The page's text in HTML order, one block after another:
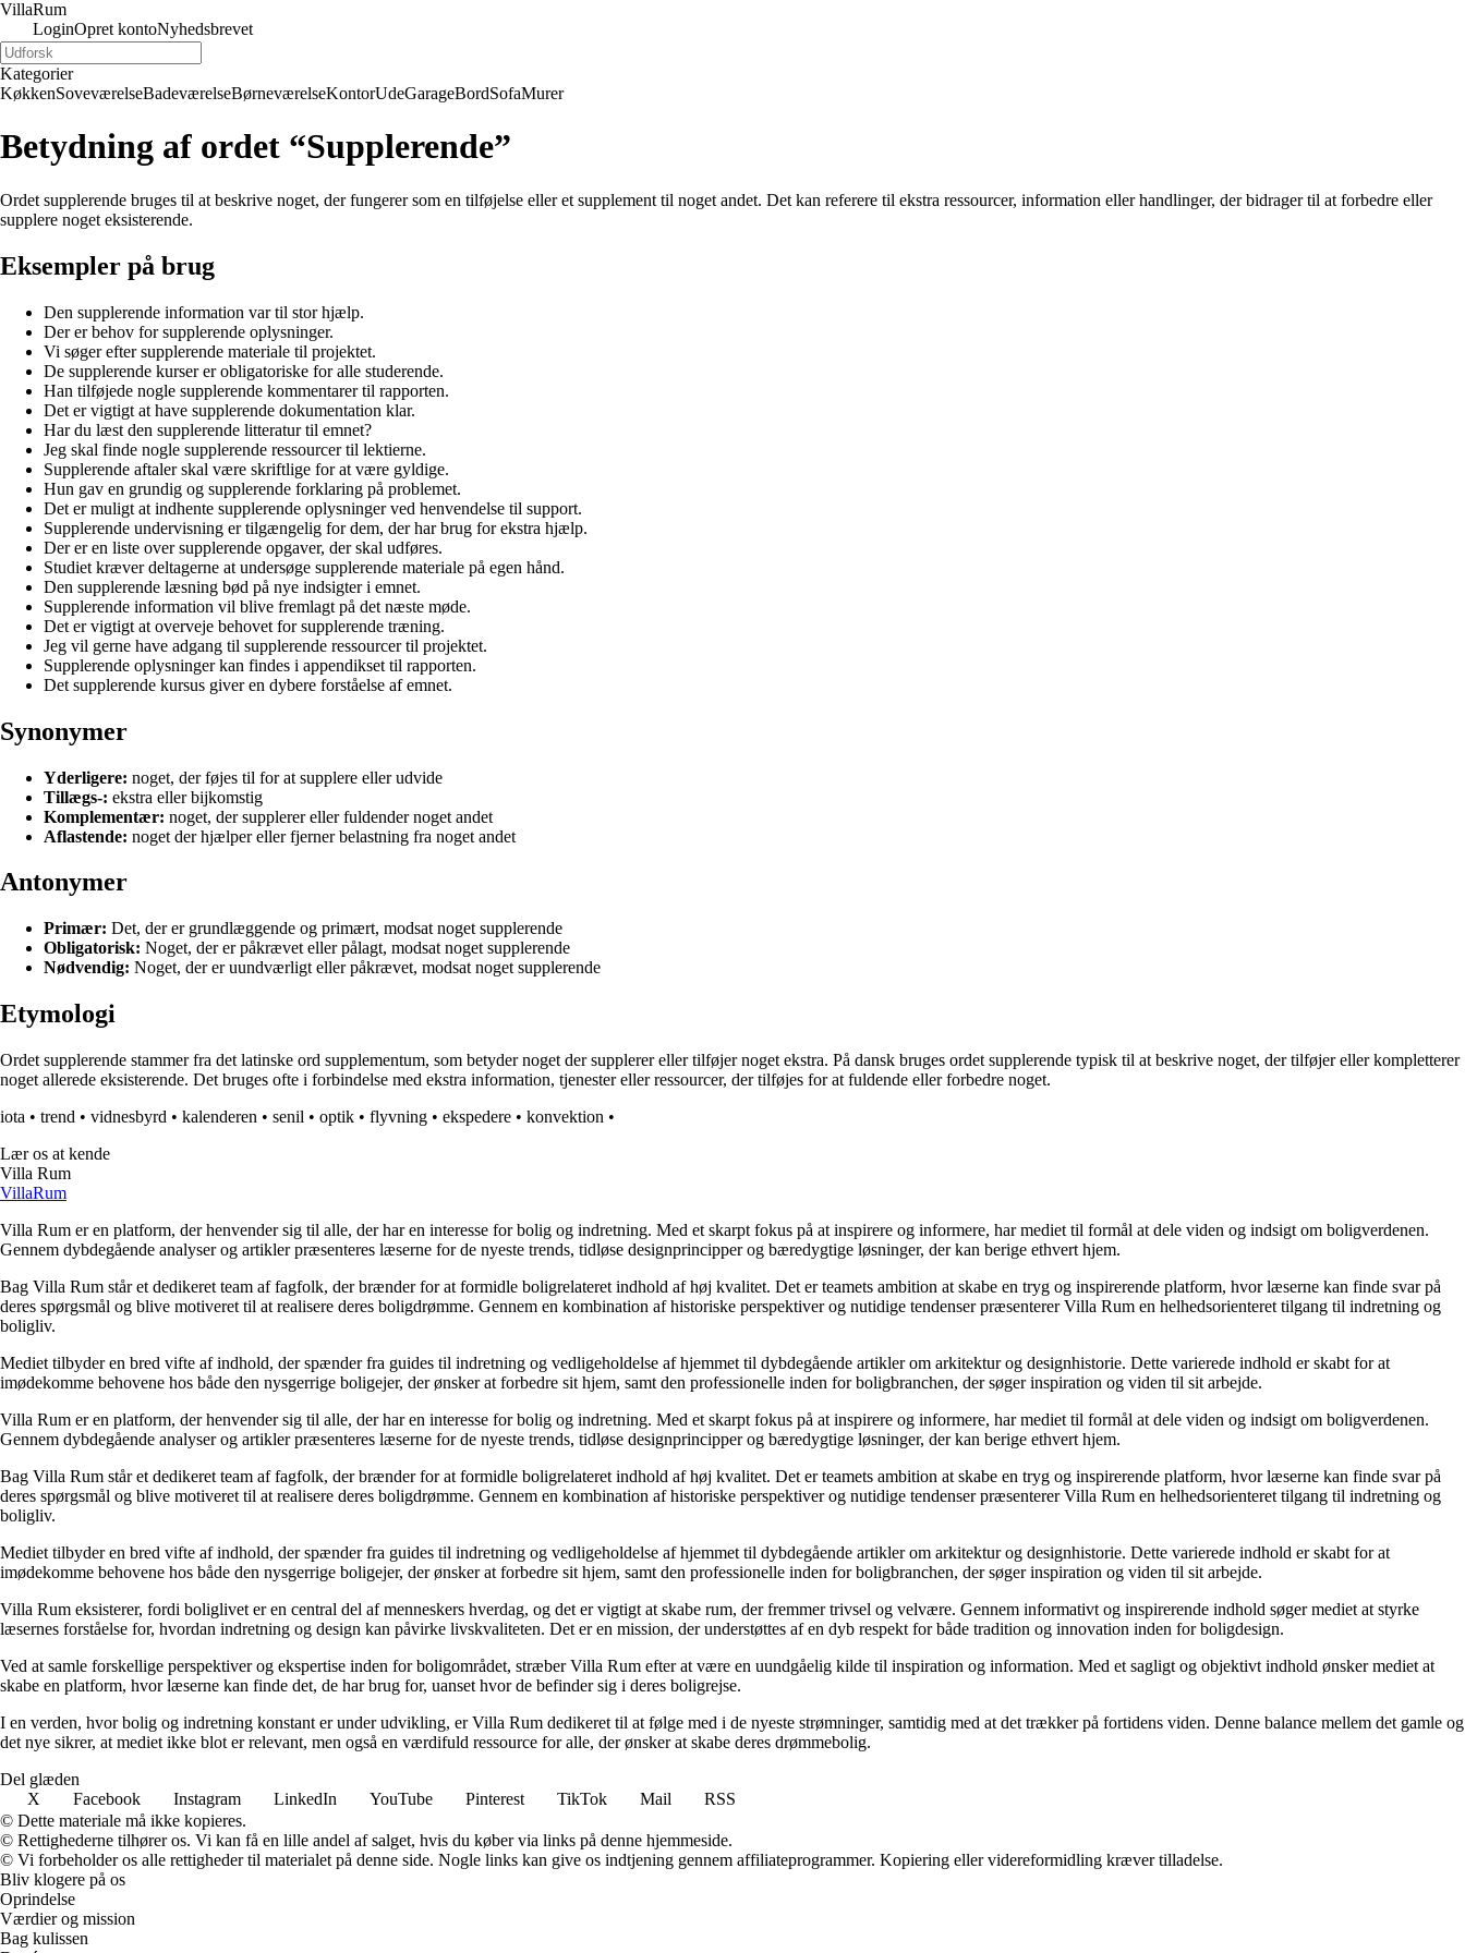
VillaRum
LoginOpret kontoNyhedsbrevet
Kategorier
KøkkenSoveværelseBadeværelseBørneværelseKontorUdeGarageBordSofaMurer
Betydning af ordet “Supplerende”
Ordet supplerende bruges til at beskrive noget, der fungerer som en tilføjelse eller et supplement til noget andet. Det kan referere til ekstra ressourcer, information eller handlinger, der bidrager til at forbedre eller
supplere noget eksisterende.
Eksempler på brug
Den supplerende information var til stor hjælp.
Der er behov for supplerende oplysninger.
Vi søger efter supplerende materiale til projektet.
De supplerende kurser er obligatoriske for alle studerende.
Han tilføjede nogle supplerende kommentarer til rapporten.
Det er vigtigt at have supplerende dokumentation klar.
Har du læst den supplerende litteratur til emnet?
Jeg skal finde nogle supplerende ressourcer til lektierne.
Supplerende aftaler skal være skriftlige for at være gyldige.
Hun gav en grundig og supplerende forklaring på problemet.
Det er muligt at indhente supplerende oplysninger ved henvendelse til support.
Supplerende undervisning er tilgængelig for dem, der har brug for ekstra hjælp.
Der er en liste over supplerende opgaver, der skal udføres.
Studiet kræver deltagerne at undersøge supplerende materiale på egen hånd.
Den supplerende læsning bød på nye indsigter i emnet.
Supplerende information vil blive fremlagt på det næste møde.
Det er vigtigt at overveje behovet for supplerende træning.
Jeg vil gerne have adgang til supplerende ressourcer til projektet.
Supplerende oplysninger kan findes i appendikset til rapporten.
Det supplerende kursus giver en dybere forståelse af emnet.
Synonymer
Yderligere: noget, der føjes til for at supplere eller udvide
Tillægs-: ekstra eller bijkomstig
Komplementær: noget, der supplerer eller fuldender noget andet
Aflastende: noget der hjælper eller fjerner belastning fra noget andet
Antonymer
Primær: Det, der er grundlæggende og primært, modsat noget supplerende
Obligatorisk: Noget, der er påkrævet eller pålagt, modsat noget supplerende
Nødvendig: Noget, der er uundværligt eller påkrævet, modsat noget supplerende
Etymologi
Ordet supplerende stammer fra det latinske ord supplementum, som betyder noget der supplerer eller tilføjer noget ekstra. På dansk bruges ordet supplerende typisk til at beskrive noget, der tilføjer eller kompletterer
noget allerede eksisterende. Det bruges ofte i forbindelse med ekstra information, tjenester eller ressourcer, der tilføjes for at fuldende eller forbedre noget.
iota • trend • vidnesbyrd • kalenderen • senil • optik • flyvning • ekspedere • konvektion •
Lær os at kende
Villa Rum
VillaRum
Villa Rum er en platform, der henvender sig til alle, der har en interesse for bolig og indretning. Med et skarpt fokus på at inspirere og informere, har mediet til formål at dele viden og indsigt om boligverdenen.
Gennem dybdegående analyser og artikler præsenteres læserne for de nyeste trends, tidløse designprincipper og bæredygtige løsninger, der kan berige ethvert hjem.
Bag Villa Rum står et dedikeret team af fagfolk, der brænder for at formidle boligrelateret indhold af høj kvalitet. Det er teamets ambition at skabe en tryg og inspirerende platform, hvor læserne kan finde svar på
deres spørgsmål og blive motiveret til at realisere deres boligdrømme. Gennem en kombination af historiske perspektiver og nutidige tendenser præsenterer Villa Rum en helhedsorienteret tilgang til indretning og
boligliv.
Mediet tilbyder en bred vifte af indhold, der spænder fra guides til indretning og vedligeholdelse af hjemmet til dybdegående artikler om arkitektur og designhistorie. Dette varierede indhold er skabt for at
imødekomme behovene hos både den nysgerrige boligejer, der ønsker at forbedre sit hjem, samt den professionelle inden for boligbranchen, der søger inspiration og viden til sit arbejde.
Villa Rum er en platform, der henvender sig til alle, der har en interesse for bolig og indretning. Med et skarpt fokus på at inspirere og informere, har mediet til formål at dele viden og indsigt om boligverdenen.
Gennem dybdegående analyser og artikler præsenteres læserne for de nyeste trends, tidløse designprincipper og bæredygtige løsninger, der kan berige ethvert hjem.
Bag Villa Rum står et dedikeret team af fagfolk, der brænder for at formidle boligrelateret indhold af høj kvalitet. Det er teamets ambition at skabe en tryg og inspirerende platform, hvor læserne kan finde svar på
deres spørgsmål og blive motiveret til at realisere deres boligdrømme. Gennem en kombination af historiske perspektiver og nutidige tendenser præsenterer Villa Rum en helhedsorienteret tilgang til indretning og
boligliv.
Mediet tilbyder en bred vifte af indhold, der spænder fra guides til indretning og vedligeholdelse af hjemmet til dybdegående artikler om arkitektur og designhistorie. Dette varierede indhold er skabt for at
imødekomme behovene hos både den nysgerrige boligejer, der ønsker at forbedre sit hjem, samt den professionelle inden for boligbranchen, der søger inspiration og viden til sit arbejde.
Villa Rum eksisterer, fordi boliglivet er en central del af menneskers hverdag, og det er vigtigt at skabe rum, der fremmer trivsel og velvære. Gennem informativt og inspirerende indhold søger mediet at styrke
læsernes forståelse for, hvordan indretning og design kan påvirke livskvaliteten. Det er en mission, der understøttes af en dyb respekt for både tradition og innovation inden for boligdesign.
Ved at samle forskellige perspektiver og ekspertise inden for boligområdet, stræber Villa Rum efter at være en uundgåelig kilde til inspiration og information. Med et sagligt og objektivt indhold ønsker mediet at
skabe en platform, hvor læserne kan finde det, de har brug for, uanset hvor de befinder sig i deres boligrejse.
I en verden, hvor bolig og indretning konstant er under udvikling, er Villa Rum dedikeret til at følge med i de nyeste strømninger, samtidig med at det trækker på fortidens viden. Denne balance mellem det gamle og
det nye sikrer, at mediet ikke blot er relevant, men også en værdifuld ressource for alle, der ønsker at skabe deres drømmebolig.
Del glæden
X
Facebook Instagram LinkedIn YouTube Pinterest TikTok Mail
RSS
© Dette materiale må ikke kopieres.
© Rettighederne tilhører os. Vi kan få en lille andel af salget, hvis du køber via links på denne hjemmeside.
© Vi forbeholder os alle rettigheder til materialet på denne side. Nogle links kan give os indtjening gennem affiliateprogrammer. Kopiering eller videreformidling kræver tilladelse.
Bliv klogere på os
Oprindelse
Værdier og mission
Bag kulissen